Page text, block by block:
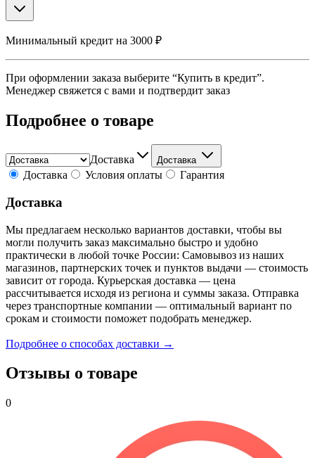
Минимальный кредит на 3000 ₽
При оформлении заказа выберите “Купить в кредит”.
Менеджер свяжется с вами и подтвердит заказ
Подробнее о товаре
Доставка Доставка
Доставка Условия оплаты Гарантия
Доставка
Мы предлагаем несколько вариантов доставки, чтобы вы
могли получить заказ максимально быстро и удобно
практически в любой точке России: Самовывоз из наших
магазинов, партнерских точек и пунктов выдачи — стоимость
зависит от города. Курьерская доставка — цена
рассчитывается исходя из региона и суммы заказа. Отправка
через транспортные компании — оптимальный вариант по
срокам и стоимости поможет подобрать менеджер.
Подробнее о способах доставки →
Отзывы о товаре
0